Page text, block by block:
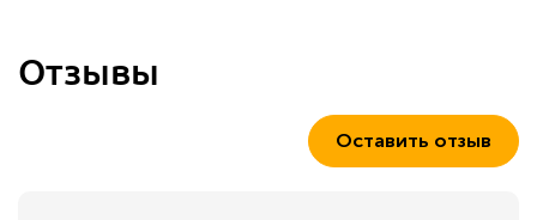
Отзывы
Оставить отзыв